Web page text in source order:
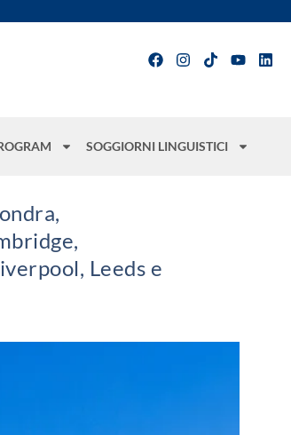
SOGGIORNI LINGUISTICI
Leeds e